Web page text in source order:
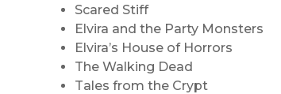
Scared Stiff
Elvira and the Party Monsters
Elvira’s House of Horrors
The Walking Dead
Tales from the Crypt